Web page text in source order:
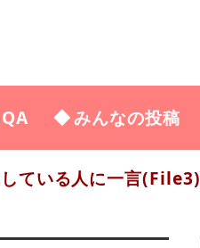
みんなの投稿
ている人に一言(File3)